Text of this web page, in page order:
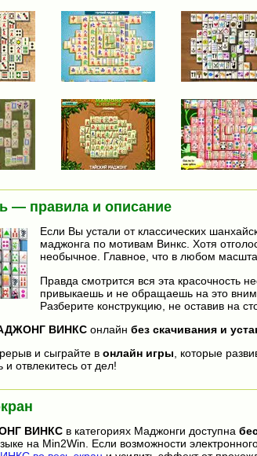
— правила и описание
Если Вы устали от классических
маджонга по мотивам Винкс. Хотя
необычное. Главное, что в любом
Правда смотрится вся эта красочность
привыкаешь и не обращаешь на это
Разберите конструкцию, не оставив на
ВИНКСонлайн без скачивания и
и сыграйте в онлайн игры, которые
и отвлекитесь от дел!
ВИНКСв категориях Маджонги доступна
на Min2Win. Если возможности